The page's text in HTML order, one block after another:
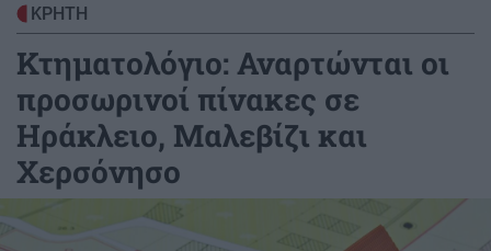
ΚΡΗΤΗ
Κτηματολόγιο: Αναρτώνται οι
προσωρινοί πίνακες σε
Ηράκλειο, Μαλεβίζι και
Χερσόνησο